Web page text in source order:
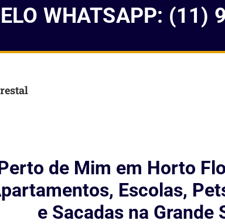
WHATSAPP: (11)
de Mim em Horto
Escolas,
e Sacadas na Grande